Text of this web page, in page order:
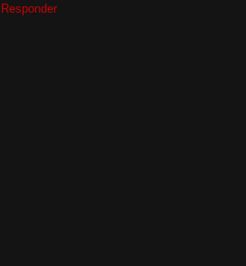
Responder